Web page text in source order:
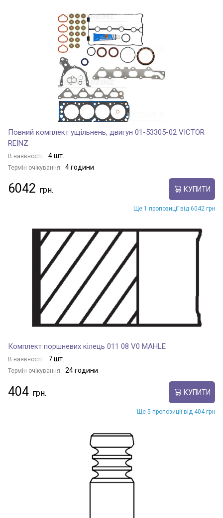
Повний комплект ущільнень, двигун 01-53305-02 VICTOR
REINZ
В наявності: 4 шт.
Термін очікування: 4 години
6042 КУПИТИ
Ще 1 пропозиції від 6042 грн
Комплект поршневих кілець 011 08 V0 MAHLE
В наявності: 7 шт.
Термін очікування: 24 години
404 КУПИТИ
Ще 5 пропозиції від 404 грн